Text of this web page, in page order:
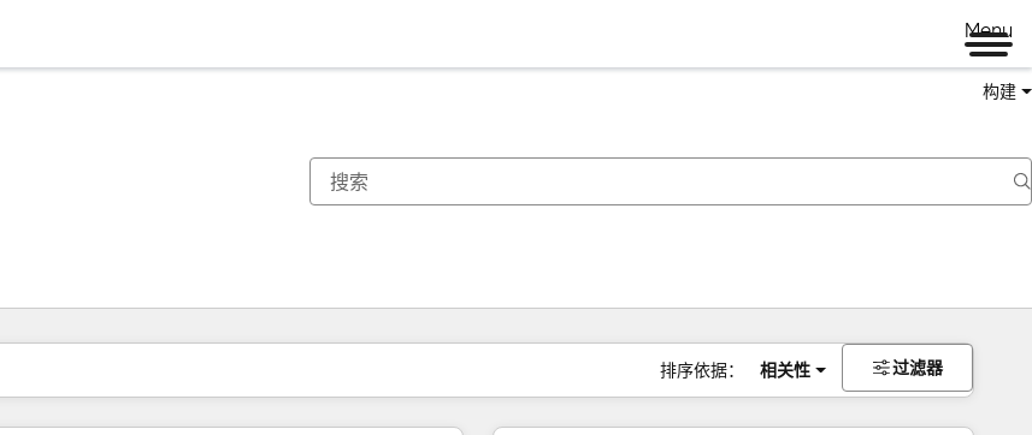
Menu
构建
排序依据： 相关性 过滤器
你目前所在页码为：页码
页码 页码 页码 页码 页码 页码 页码 页码 页码 页码